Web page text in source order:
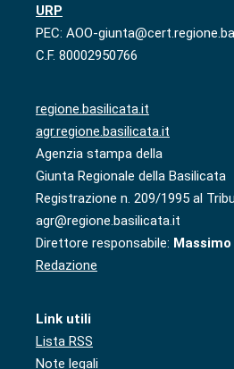
URP
PEC: AOO-
C.F. 80002950766
regione.basilicata.it
agr.regione.basilicata.it
Agenzia stampa della
Giunta Regionale della Basilicata
Registrazione n. 209/1995 al
agr@regione.basilicata.it
Direttore responsabile:
Redazione
Link utili
Lista RSS
Note legali